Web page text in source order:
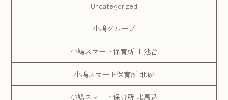
Uncategorized
小鳩グループ
小鳩スマート保育所 上池台
小鳩スマート保育所 北砂
小鳩スマート保育所 北馬込